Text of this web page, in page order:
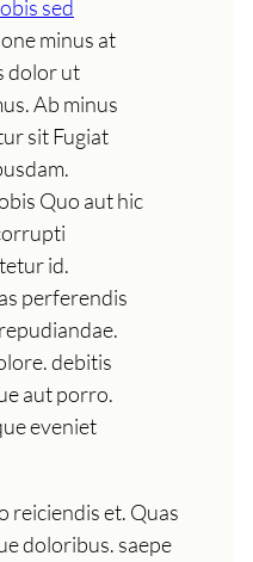
sed
minus at
dolor ut
Ab minus
sit Fugiat
Quo aut hic
id.
perferendis
debitis
aut porro.
eveniet
reiciendis et. Quas
doloribus. saepe